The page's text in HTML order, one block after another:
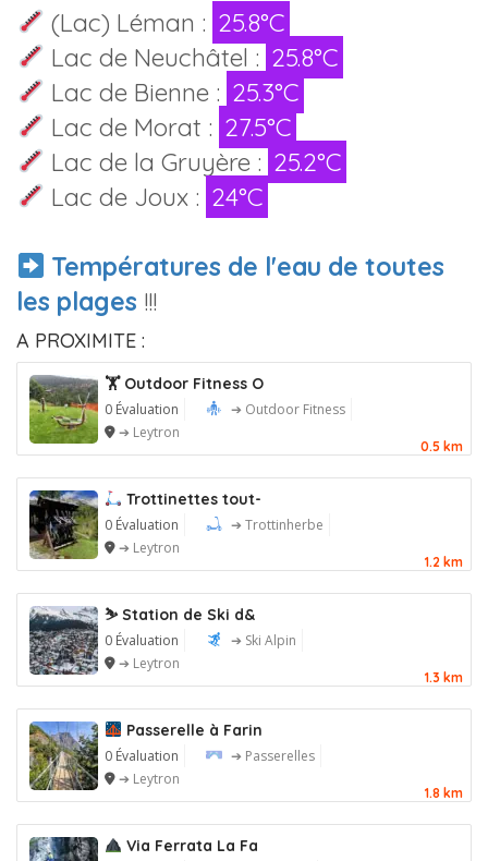
(Lac) Léman : 25.8°C
Lac de Neuchâtel : 25.8°C
Lac de Bienne : 25.3°C
Lac de Morat : 27.5°C
Lac de la Gruyère : 25.2°C
Lac de Joux : 24°C
Températures de l'eau de toutes
les plages !!!
A PROXIMITE :
🏋️ Outdoor Fitness O
0 Évaluation
➔ Outdoor Fitness
➔ Leytron
0.5 km
Trottinettes tout-
0 Évaluation
➔ Trottinherbe
➔ Leytron
1.2 km
⛷️ Station de Ski d&
0 Évaluation
➔ Ski Alpin
➔ Leytron
1.3 km
Passerelle à Farin
0 Évaluation
➔ Passerelles
➔ Leytron
1.8 km
Via Ferrata La Fa